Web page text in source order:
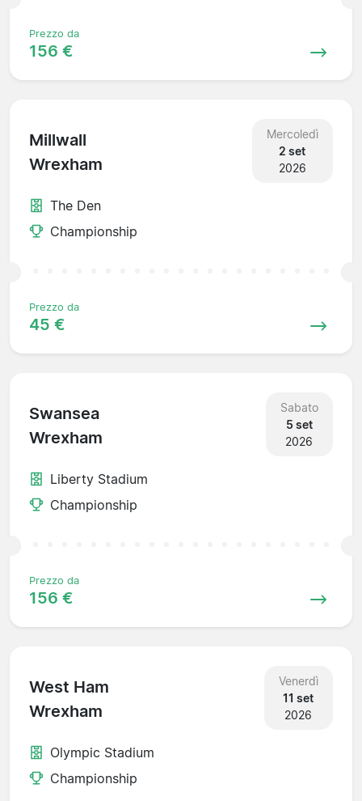
Prezzo da
156 €
Millwall
Wrexham
Mercoledì
2 set
2026
The Den
Championship
Prezzo da
45 €
Swansea
Wrexham
Sabato
5 set
2026
Liberty Stadium
Championship
Prezzo da
156 €
West Ham
Wrexham
Venerdì
11 set
2026
Olympic Stadium
Championship